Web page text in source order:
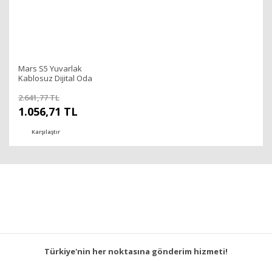
Mars S5 Yuvarlak
Kablosuz Dijital Oda
2.641,77 TL
1.056,71 TL
Karşılaştır
Türkiye'nin her noktasına gönderim hizmeti!